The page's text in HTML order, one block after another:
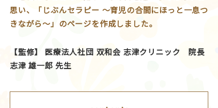
血圧手帳
思い、「じぶんセラピー ～育児の合間にほっと一息つ
きながら～」のページを作成しました。
【監修】 医療法人社団 双和会 志津クリニック 院長
志津 雄一郎 先生